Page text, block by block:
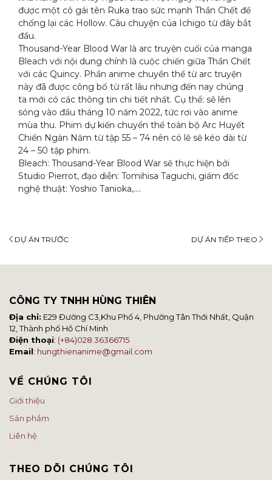
được một cô gái tên Ruka trao sức mạnh Thần Chết để
chống lại các Hollow. Câu chuyện của Ichigo từ đây bắt
đầu.
Thousand-Year Blood War là arc truyện cuối của manga
Bleach với nội dung chính là cuộc chiến giữa Thần Chết
với các Quincy. Phần anime chuyển thể từ arc truyện
này đã được công bố từ rất lâu nhưng đến nay chúng
ta mới có các thông tin chi tiết nhất. Cụ thể: sẽ lên
sóng vào đầu tháng 10 năm 2022, tức rơi vào anime
mùa thu. Phim dự kiến chuyển thể toàn bộ Arc Huyết
Chiến Ngàn Năm từ tập 55 – 74 nên có lẽ sẽ kéo dài từ
24 – 50 tập phim.
Bleach: Thousand-Year Blood War sẽ thực hiện bởi
Studio Pierrot, đạo diễn: Tomihisa Taguchi, giám đốc
nghệ thuật: Yoshio Tanioka,….
DỰ ÁN TIẾP THEO
DỰ ÁN TRƯỚC
CÔNG TY TNHH HÙNG THIÊN
Địa chỉ: E29 Đường C3,Khu Phố 4, Phường Tân Thới Nhất, Quận
12, Thành phố Hồ Chí Minh
Điện thoại: (+84)028.36366715
Email: hungthienanime@gmail.com
VỀ CHÚNG TÔI
Giới thiệu
Sản phẩm
Liên hệ
THEO DÕI CHÚNG TÔI